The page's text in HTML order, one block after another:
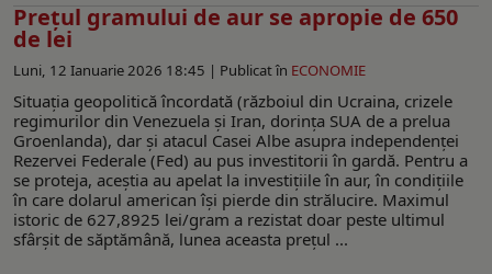
Prețul gramului de aur se apropie de 650
de lei
Luni, 12 Ianuarie 2026 18:45 | Publicat în ECONOMIE
Situația geopolitică încordată (războiul din Ucraina, crizele
regimurilor din Venezuela și Iran, dorința SUA de a prelua
Groenlanda), dar și atacul Casei Albe asupra independenței
Rezervei Federale (Fed) au pus investitorii în gardă. Pentru a
se proteja, aceştia au apelat la investițiile în aur, în condițiile
în care dolarul american își pierde din strălucire. Maximul
istoric de 627,8925 lei/gram a rezistat doar peste ultimul
sfârșit de săptămână, lunea aceasta prețul ...